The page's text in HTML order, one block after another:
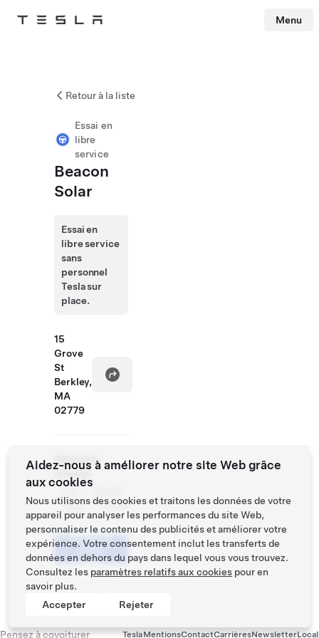
Tesla Menu
Retour à la liste
Essai en
libre
service
Beacon
Solar
Essai en
libre service
sans
personnel
Tesla sur
place.
15
Grove
St
Berkley,
MA
02779
Horaires
d'essai
Dim
21:00
Réserver
votre
essai
Pensez à covoiturer TeslaMentionsContactCarrièresNewsletter
Aidez-nous à améliorer notre site Web grâce
aux cookies
Nous utilisons des cookies et traitons les données de votre
appareil pour analyser les performances du site Web,
personnaliser le contenu des publicités et améliorer votre
expérience. Votre consentement inclut les transferts de
données en dehors du pays dans lequel vous vous trouvez.
Consultez les paramètres relatifs aux cookies pour en
savoir plus.
Accepter
Rejeter